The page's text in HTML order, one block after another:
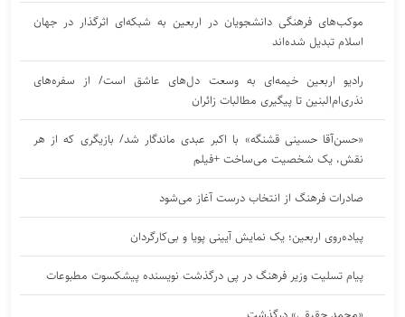
موکب‌های فرهنگی دانشجویان در اربعین به شبکه‌ای اثرگذار در جهان
اسلام تبدیل شده‌اند
رادیو اربعین خیمه‌ای به وسعت دل‌های عاشق است/ از سفره‌های
نذری‌ام‌البنین تا پیگیری مطالبات زائران
«حسن‌آقا حسینی قشنگه» با اکبر عبدی ماندگار شد/ بازیگری که از هر
نقش، یک شخصیت می‌ساخت +فیلم
صادرات فرهنگ از انتخاب درست آغاز می‌شود
پیاده‌روی اربعین؛ یک نمایش آیینی پویا و بی‌کارگردان
پیام تسلیت وزیر فرهنگ در پی درگذشت نویسنده پیشکسوت مطبوعات